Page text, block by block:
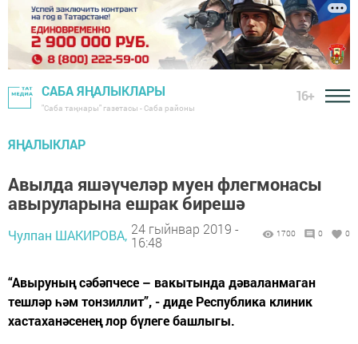
САБА ЯҢАЛЫКЛАРЫ
"Саба таңнары" газетасы - Саба районы
16+
ЯҢАЛЫКЛАР
Авылда яшәүчеләр муен флегмонасы
авыруларына ешрак бирешә
Чулпан ШАКИРОВА, 24 гыйнвар 2019 -
16:48
1700 0 0
“Авыруның сәбәпчесе – вакытында дәваланмаган
тешләр һәм тонзиллит”, - диде Республика клиник
хастаханәсенең лор бүлеге башлыгы.